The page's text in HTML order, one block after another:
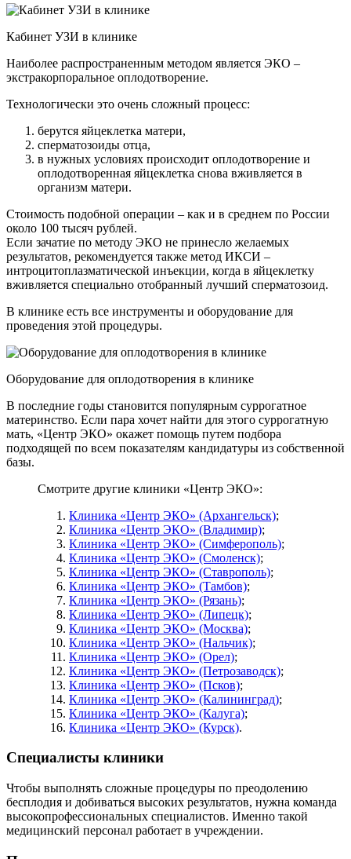
Кабинет УЗИ в клинике
Наиболее распространенным методом является ЭКО –
экстракорпоральное оплодотворение.
Технологически это очень сложный процесс:
берутся яйцеклетка матери,
сперматозоиды отца,
в нужных условиях происходит оплодотворение и
оплодотворенная яйцеклетка снова вживляется в
организм матери.
Стоимость подобной операции – как и в среднем по России
около 100 тысяч рублей.
Если зачатие по методу ЭКО не принесло желаемых
результатов, рекомендуется также метод ИКСИ –
интроцитоплазматической инъекции, когда в яйцеклетку
вживляется специально отобранный лучший сперматозоид.
В клинике есть все инструменты и оборудование для
проведения этой процедуры.
Оборудование для оплодотворения в клинике
В последние годы становится популярным суррогатное
материнство. Если пара хочет найти для этого суррогатную
мать, «Центр ЭКО» окажет помощь путем подбора
подходящей по всем показателям кандидатуры из собственной
базы.
Смотрите другие клиники «Центр ЭКО»:
Клиника «Центр ЭКО» (Архангельск);
Клиника «Центр ЭКО» (Владимир);
Клиника «Центр ЭКО» (Симферополь);
Клиника «Центр ЭКО» (Смоленск);
Клиника «Центр ЭКО» (Ставрополь);
Клиника «Центр ЭКО» (Тамбов);
Клиника «Центр ЭКО» (Рязань);
Клиника «Центр ЭКО» (Липецк);
Клиника «Центр ЭКО» (Москва);
Клиника «Центр ЭКО» (Нальчик);
Клиника «Центр ЭКО» (Орел);
Клиника «Центр ЭКО» (Петрозаводск);
Клиника «Центр ЭКО» (Псков);
Клиника «Центр ЭКО» (Калининград);
Клиника «Центр ЭКО» (Калуга);
Клиника «Центр ЭКО» (Курск).
Специалисты клиники
Чтобы выполнять сложные процедуры по преодолению
бесплодия и добиваться высоких результатов, нужна команда
высокопрофессиональных специалистов. Именно такой
медицинский персонал работает в учреждении.